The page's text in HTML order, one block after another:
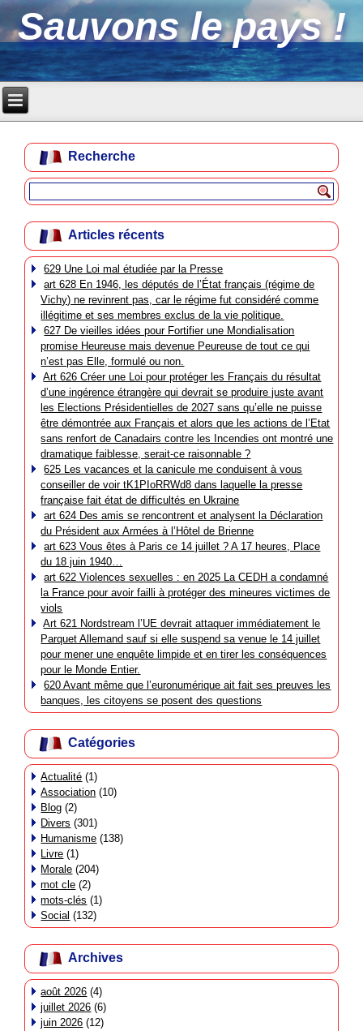
Sauvons le pays !
Recherche
Articles récents
629 Une Loi mal étudiée par la Presse
art 628 En 1946, les députés de l’État français (régime de
Vichy) ne revinrent pas, car le régime fut considéré comme
illégitime et ses membres exclus de la vie politique.
627 De vieilles idées pour Fortifier une Mondialisation
promise Heureuse mais devenue Peureuse de tout ce qui
n’est pas Elle, formulé ou non.
Art 626 Créer une Loi pour protéger les Français du résultat
d’une ingérence étrangère qui devrait se produire juste avant
les Elections Présidentielles de 2027 sans qu’elle ne puisse
être démontrée aux Français et alors que les actions de l’Etat
sans renfort de Canadairs contre les Incendies ont montré une
dramatique faiblesse, serait-ce raisonnable ?
625 Les vacances et la canicule me conduisent à vous
conseiller de voir tK1PIoRRWd8 dans laquelle la presse
française fait état de difficultés en Ukraine
art 624 Des amis se rencontrent et analysent la Déclaration
du Président aux Armées à l’Hôtel de Brienne
art 623 Vous êtes à Paris ce 14 juillet ? A 17 heures, Place
du 18 juin 1940…
art 622 Violences sexuelles : en 2025 La CEDH a condamné
la France pour avoir failli à protéger des mineures victimes de
viols
Art 621 Nordstream l’UE devrait attaquer immédiatement le
Parquet Allemand sauf si elle suspend sa venue le 14 juillet
pour mener une enquête limpide et en tirer les conséquences
pour le Monde Entier.
620 Avant même que l’euronumérique ait fait ses preuves les
banques, les citoyens se posent des questions
Catégories
Actualité (1)
Association (10)
Blog (2)
Divers (301)
Humanisme (138)
Livre (1)
Morale (204)
mot cle (2)
mots-clés (1)
Social (132)
Archives
août 2026 (4)
juillet 2026 (6)
juin 2026 (12)